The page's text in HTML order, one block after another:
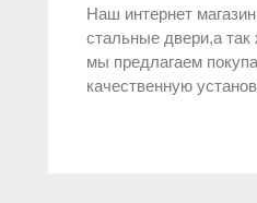
Наш интернет
стальные двери,а
мы предлагаем
качественную